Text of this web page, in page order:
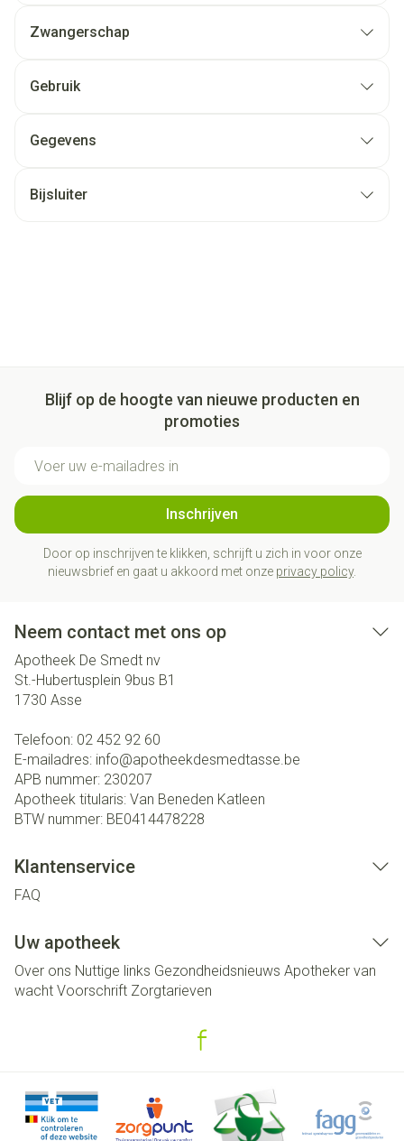
Zwangerschap
Gebruik
Gegevens
Bijsluiter
Blijf op de hoogte van nieuwe producten en
promoties
Inschrijven
Door op inschrijven te klikken, schrijft u zich in voor onze
nieuwsbrief en gaat u akkoord met onze privacy policy.
Neem contact met ons op
Apotheek De Smedt nv
St.-Hubertusplein 9bus B1
1730 Asse
Telefoon: 02 452 92 60
E-mailadres: info@apotheekdesmedtasse.be
APB nummer: 230207
Apotheek titularis: Van Beneden Katleen
BTW nummer: BE0414478228
Klantenservice
FAQ
Uw apotheek
Over ons Nuttige links Gezondheidsnieuws Apotheker van
wacht Voorschrift Zorgtarieven